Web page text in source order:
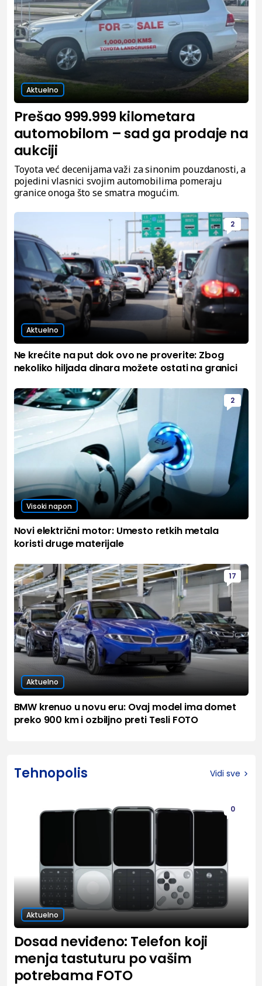
Aktuelno
Prešao 999.999 kilometara
automobilom – sad ga prodaje na
aukciji
Toyota već decenijama važi za sinonim pouzdanosti, a
pojedini vlasnici svojim automobilima pomeraju
granice onoga što se smatra mogućim.
2
Aktuelno
Ne krećite na put dok ovo ne proverite: Zbog
nekoliko hiljada dinara možete ostati na granici
2
Visoki napon
Novi električni motor: Umesto retkih metala
koristi druge materijale
17
Aktuelno
BMW krenuo u novu eru: Ovaj model ima domet
preko 900 km i ozbiljno preti Tesli FOTO
Tehnopolis Vidi sve
0
Aktuelno
Dosad neviđeno: Telefon koji
menja tastuturu po vašim
potrebama FOTO